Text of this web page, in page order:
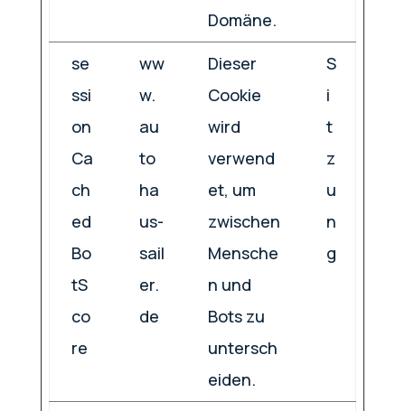
Domäne.
se
ssi
on
Ca
ch
ed
Bo
tS
co
re
ww
w.
au
to
ha
us-
sail
er.
de
Dieser
Cookie
wird
verwend
et, um
zwischen
Mensche
n und
Bots zu
untersch
eiden.
S
i
t
z
u
n
g